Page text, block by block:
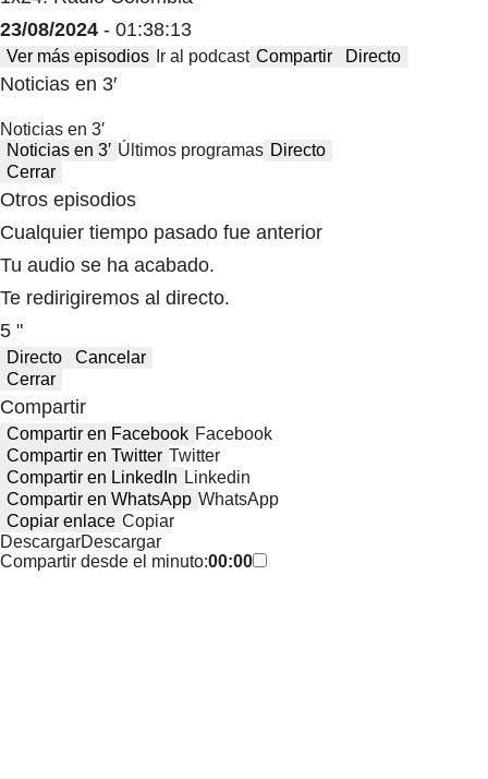
23/08/2024 - 01:38:13
Ver más episodios Ir al podcast Compartir Directo
Noticias en 3′
Noticias en 3′
Noticias en 3′ Últimos programas Directo
Cerrar
Otros episodios
Cualquier tiempo pasado fue anterior
Tu audio se ha acabado.
Te redirigiremos al directo.
5 "
Directo
Cancelar
Cerrar
Compartir
Compartir en Facebook Facebook
Compartir en Twitter Twitter
Compartir en LinkedIn Linkedin
Compartir en WhatsApp WhatsApp
Copiar enlace Copiar
DescargarDescargar
Compartir desde el minuto:00:00